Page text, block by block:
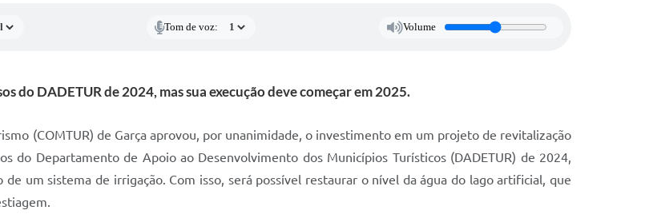
Tom de voz: Volume
do DADETUR de 2024, mas sua execução deve começar em 2025.
(COMTUR) de Garça aprovou, por unanimidade, o investimento em um projeto de revitalização
do Departamento de Apoio ao Desenvolvimento dos Municípios Turísticos (DADETUR) de 2024,
um sistema de irrigação. Com isso, será possível restaurar o nível da água do lago artificial, que